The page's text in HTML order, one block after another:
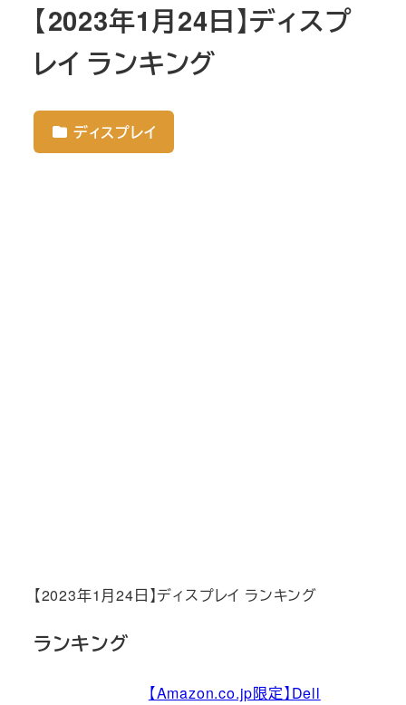
【2023年1月24日】ディスプ
レイ ランキング
ディスプレイ
【2023年1月24日】ディスプレイ ランキング
ランキング
【Amazon.co.jp限定】Dell